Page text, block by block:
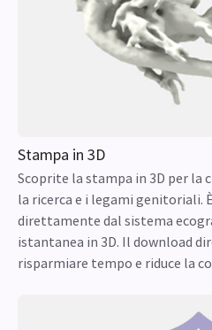
Stampa in 3D
Scoprite la stampa in 3D per
la ricerca e i legami genitoriali.
direttamente dal sistema
istantanea in 3D. Il download
risparmiare tempo e riduce la